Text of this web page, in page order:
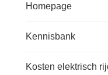
Homepage
Kennisbank
Kosten elektrisch